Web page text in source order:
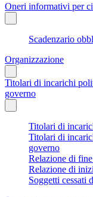
Oneri informativi per
Scadenzario
Organizzazione
Titolari di incarichi
governo
Titolari di
Titolari di
governo
Relazione di
Relazione di
Soggetti cessati